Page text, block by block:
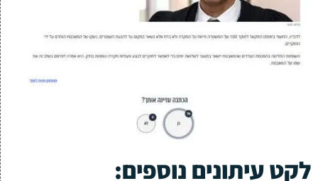
לקט עיתונים נוספים: